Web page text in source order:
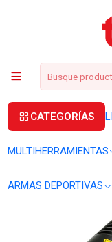
CATEGORÍAS
MULTIHERRAMIENTAS
ARMAS DEPORTIVAS
+56 2 3224 9572